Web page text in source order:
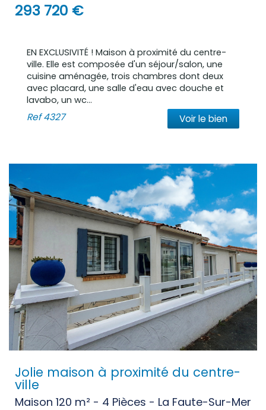
293 720 €
EN EXCLUSIVITÉ ! Maison à proximité du centre-
ville. Elle est composée d'un séjour/salon, une
cuisine aménagée, trois chambres dont deux
avec placard, une salle d'eau avec douche et
lavabo, un wc...
Ref4327 Voir le bien
Jolie maison à proximité du centre-
ville
Maison 120 m² - 4 Pièces - La Faute-Sur-Mer